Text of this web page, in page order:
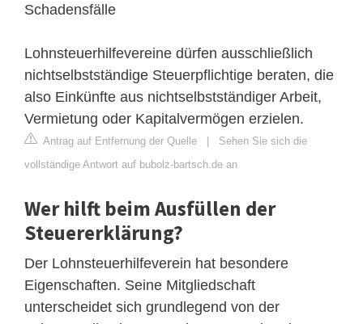
Schadensfälle
Lohnsteuerhilfevereine dürfen ausschließlich
nichtselbstständige Steuerpflichtige beraten, die
also Einkünfte aus nichtselbstständiger Arbeit,
Vermietung oder Kapitalvermögen erzielen.
Antrag auf Entfernung der Quelle | Sehen Sie sich die
vollständige Antwort auf bubolz-bartsch.de an
Wer hilft beim Ausfüllen der
Steuererklärung?
Der Lohnsteuerhilfeverein hat besondere
Eigenschaften. Seine Mitgliedschaft
unterscheidet sich grundlegend von der